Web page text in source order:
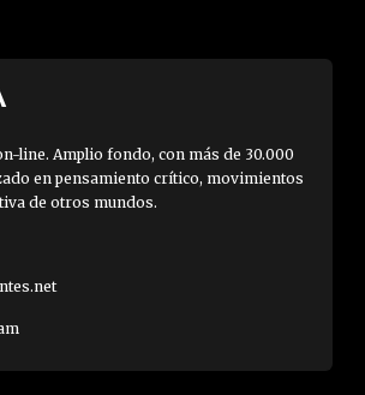
line. Amplio fondo, con más de 30.000
en pensamiento crítico, movimientos
de otros mundos.